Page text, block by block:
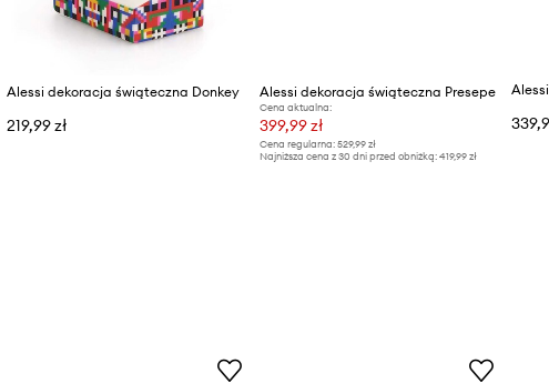
Alessi dekoracja świąteczna Donkey
219,99 zł
Alessi dekoracja świąteczna Presepe
Cena aktualna:
399,99 zł
Cena regularna: 529,99 zł
Najniższa cena z 30 dni przed obniżką: 419,99 zł